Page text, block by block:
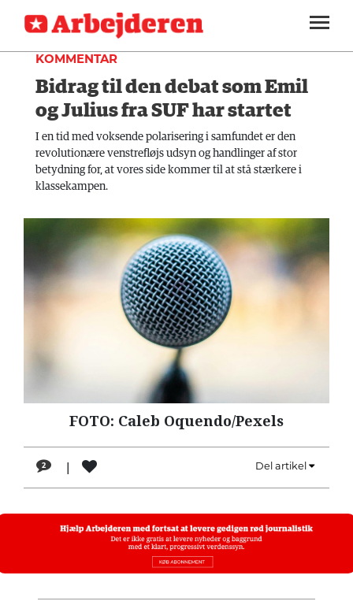
SEKTIONER
ARBEJDEREN
MENER
FAGLIGT
INDLAND
KULTUR
KALENDER
BLOGS
LÆSER
HISTORIE
SOUNDCLOUD
ABONNER
LOG IND
OM
ARBEJDEREN
KOMMENTAR
Bidrag til den debat som Emil
og Julius fra SUF har startet
I en tid med voksende polarisering i samfundet er den
revolutionære venstrefløjs udsyn og handlinger af stor
betydning for, at vores side kommer til at stå stærkere i
klassekampen.
FOTO: Caleb Oquendo/Pexels
2 | Del artikel